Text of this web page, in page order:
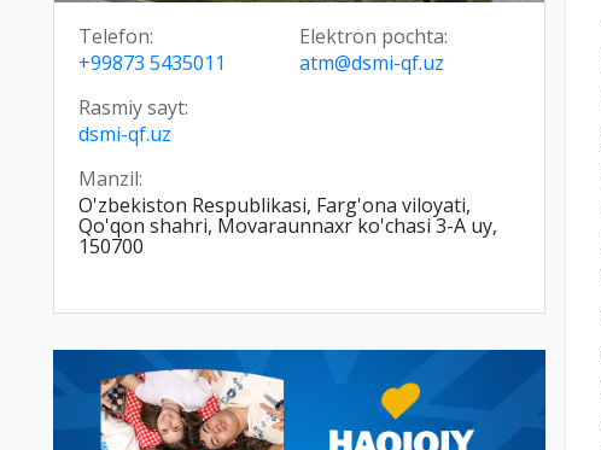
Telefon:
+99873 5435011
Elektron pochta:
atm@dsmi-qf.uz
Rasmiy sayt:
dsmi-qf.uz
Manzil:
O'zbekiston Respublikasi, Farg'ona viloyati,
Qo'qon shahri, Movaraunnaxr ko'chasi 3-A uy,
150700